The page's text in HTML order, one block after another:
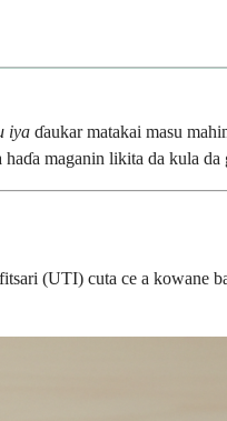
iya ɗaukar matakai masu
maganin likita da kula
(UTI) cuta ce a kowane